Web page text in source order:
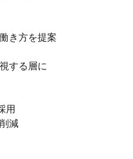
き方を提案
する層に
用
減